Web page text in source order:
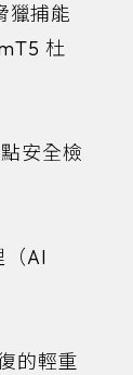
獵捕能
杜
安全檢
（AI
的輕重